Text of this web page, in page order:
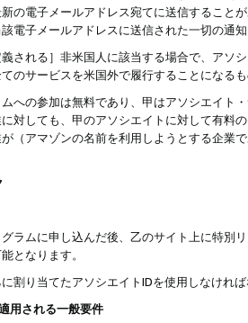
の電子メールアドレス宛てに送信すること
電子メールアドレスに送信された一切の通
される］非米国人に該当する場合で、アソ
のサービスを米国外で履行することになる
への参加は無料であり、甲はアソシエイト
対しても、甲のアソシエイトに対して有料
（アマゾンの名前を利用しようとする企業
ラムに申し込んだ後、乙のサイト上に特別
となります。
割り当てたアソシエイトIDを使用しなけれ
用される一般要件